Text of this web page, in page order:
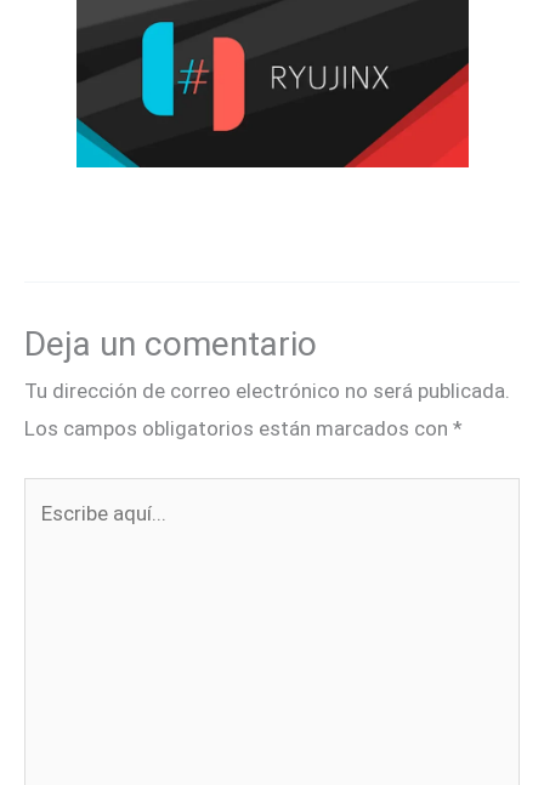
Deja un comentario
Tu dirección de correo electrónico no será publicada.
Los campos obligatorios están marcados con *